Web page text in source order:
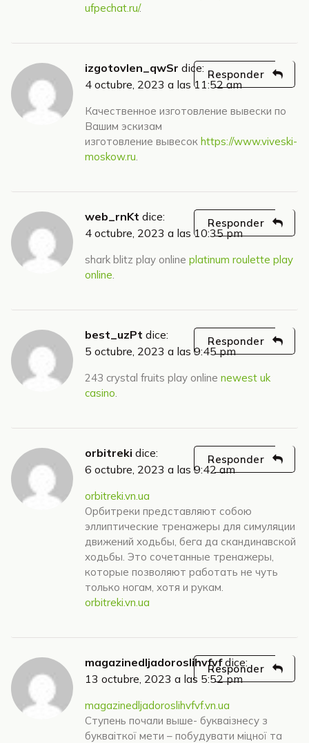
ufpechat.ru/.
izgotovlen_qwSr dice:
4 octubre, 2023 a las 11:52 am
Качественное изготовление вывески по
Вашим эскизам
изготовление вывесок https://www.viveski-
moskow.ru
Responder
web_rnKt dice:
4 octubre, 2023 a las 10:35 pm
shark blitz play online platinum roulette play
online
Responder
best_uzPt dice:
5 octubre, 2023 a las 9:45 pm
243 crystal fruits play online newest uk
casino
Responder
orbitreki dice:
6 octubre, 2023 a las 9:42 am
orbitreki.vn.ua
Орбитреки представляют собою
эллиптические тренажеры для симуляции
движений ходьбы, бега да скандинавской
ходьбы. Это сочетанные тренажеры,
которые позволяют работать не чуть
только ногам, хотя и рукам.
orbitreki.vn.ua
Responder
magazinedljadoroslihvfvf dice:
13 octubre, 2023 a las 5:52 pm
magazinedljadoroslihvfvf.vn.ua
Ступень почали выше- букваізнесу з
букваіткої мети – побудувати міцної та
Responder